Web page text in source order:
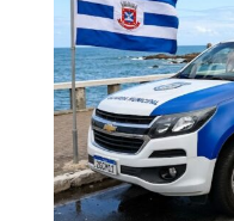
DA
ESCOLA
FORMADO
EM
DIREITO